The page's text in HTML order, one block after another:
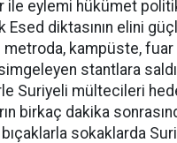
ile eylemi hükümet
Esed diktasının elini
metroda, kampüste, fuar
stantlara
Suriyeli mültecileri
birkaç dakika
sokaklarda